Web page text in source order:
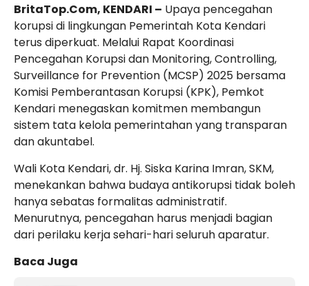
BritaTop.Com, KENDARI – Upaya pencegahan
korupsi di lingkungan Pemerintah Kota Kendari
terus diperkuat. Melalui Rapat Koordinasi
Pencegahan Korupsi dan Monitoring, Controlling,
Surveillance for Prevention (MCSP) 2025 bersama
Komisi Pemberantasan Korupsi (KPK), Pemkot
Kendari menegaskan komitmen membangun
sistem tata kelola pemerintahan yang transparan
dan akuntabel.
Wali Kota Kendari, dr. Hj. Siska Karina Imran, SKM,
menekankan bahwa budaya antikorupsi tidak boleh
hanya sebatas formalitas administratif.
Menurutnya, pencegahan harus menjadi bagian
dari perilaku kerja sehari-hari seluruh aparatur.
Baca Juga